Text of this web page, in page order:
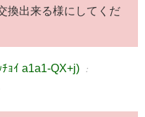
換出来る様にしてくだ
ｮｲ a1a1-QX+j) ：